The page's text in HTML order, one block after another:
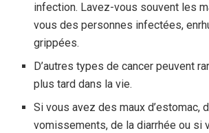
infection. Lavez-vous souvent les
vous des personnes infectées,
grippées.
D’autres types de cancer peuvent
plus tard dans la vie.
Si vous avez des maux d’estomac,
vomissements, de la diarrhée ou si